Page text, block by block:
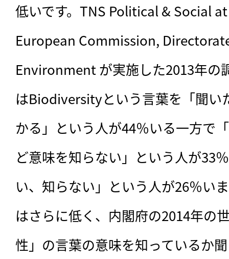
低いです。TNS Political & Social
European Commission,
Environment が実施した2013年の
はBiodiversityという言葉を「聞い
かる」という人が44％いる一方で
ど意味を知らない」という人が33
い、知らない」という人が26％い
はさらに低く、内閣府の2014年の
性」の言葉の意味を知っているか